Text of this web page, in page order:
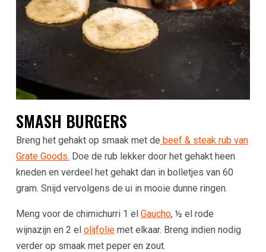
SMASH BURGERS
Breng het gehakt op smaak met de beef & steak rub van
Grate Goods. Doe de rub lekker door het gehakt heen
kneden en verdeel het gehakt dan in bolletjes van 60
gram. Snijd vervolgens de ui in mooie dunne ringen.
Meng voor de chimichurri 1 el Gaucho, ½ el rode
wijnazijn en 2 el olijfoliemet elkaar. Breng indien nodig
verder op smaak met peper en zout.